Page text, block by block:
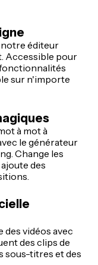
notre éditeur
Accessible pour
sur n'importe
à mot à
le générateur
Change les
des
des vidéos avec
des clips de
sous-titres et des